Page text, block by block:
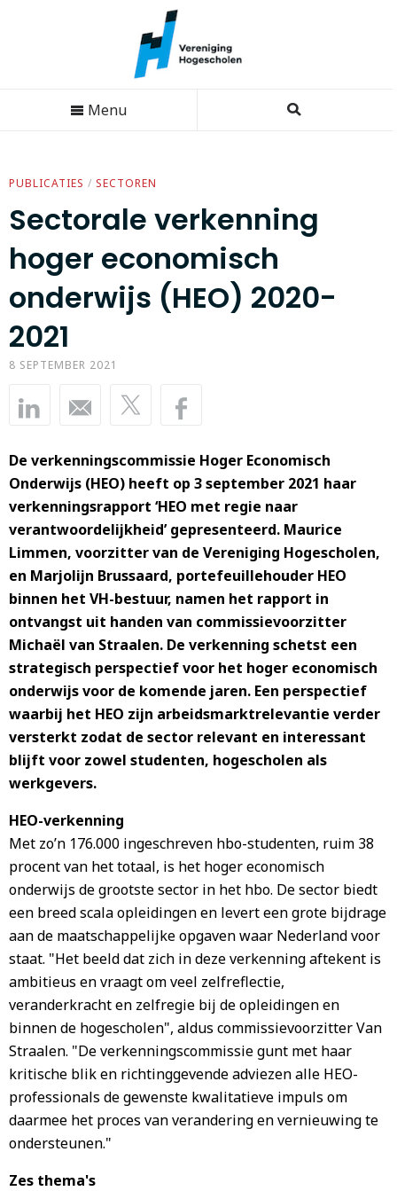
Menu
PUBLICATIES / SECTOREN
Sectorale verkenning
hoger economisch
onderwijs (HEO) 2020-
2021
8 SEPTEMBER 2021
De verkenningscommissie Hoger Economisch
Onderwijs (HEO) heeft op 3 september 2021 haar
verkenningsrapport ‘HEO met regie naar
verantwoordelijkheid’ gepresenteerd. Maurice
Limmen, voorzitter van de Vereniging Hogescholen,
en Marjolijn Brussaard, portefeuillehouder HEO
binnen het VH-bestuur, namen het rapport in
ontvangst uit handen van commissievoorzitter
Michaël van Straalen. De verkenning schetst een
strategisch perspectief voor het hoger economisch
onderwijs voor de komende jaren. Een perspectief
waarbij het HEO zijn arbeidsmarktrelevantie verder
versterkt zodat de sector relevant en interessant
blijft voor zowel studenten, hogescholen als
werkgevers.
HEO-verkenning
Met zo’n 176.000 ingeschreven hbo-studenten, ruim 38
procent van het totaal, is het hoger economisch
onderwijs de grootste sector in het hbo. De sector biedt
een breed scala opleidingen en levert een grote bijdrage
aan de maatschappelijke opgaven waar Nederland voor
staat. "Het beeld dat zich in deze verkenning aftekent is
ambitieus en vraagt om veel zelfreflectie,
veranderkracht en zelfregie bij de opleidingen en
binnen de hogescholen", aldus commissievoorzitter Van
Straalen. "De verkenningscommissie gunt met haar
kritische blik en richtinggevende adviezen alle HEO-
professionals de gewenste kwalitatieve impuls om
daarmee het proces van verandering en vernieuwing te
ondersteunen."
Zes thema's